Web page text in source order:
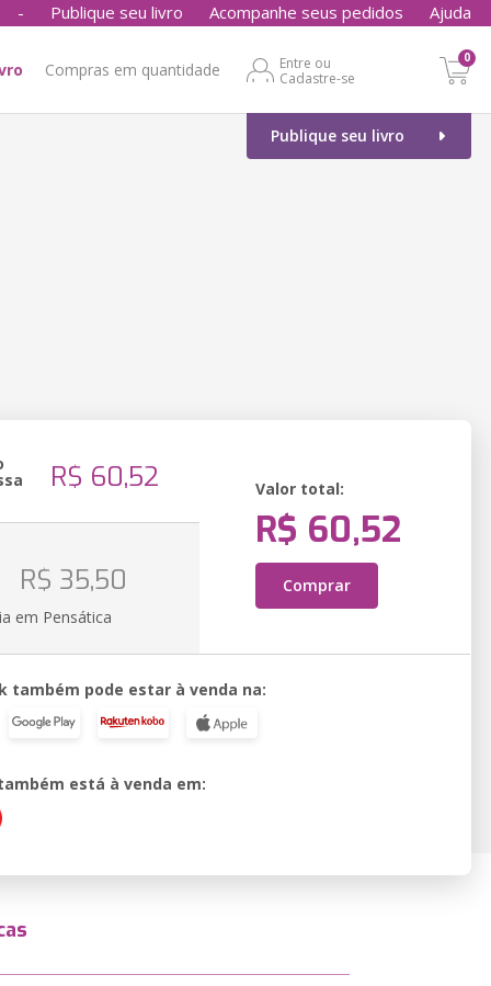
- Publique seu livro Acompanhe seus pedidos Ajuda
Compras em quantidade
Entre ou
Cadastre-se
0
Publique seu livro
R$ 60,52 Valor total:
R$ 60,52
Comprar
R$ 35,50
em Pensática
também pode estar à venda na:
está à venda em: